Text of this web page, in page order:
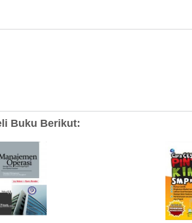
Buku Berikut: